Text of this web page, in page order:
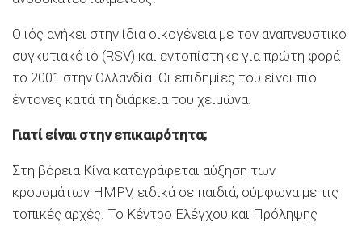
Ο ιός ανήκει στην ίδια οικογένεια με τον αναπνευστικό
συγκυτιακό ιό (RSV) και εντοπίστηκε για πρώτη φορά
το 2001 στην Ολλανδία. Οι επιδημίες του είναι πιο
έντονες κατά τη διάρκεια του χειμώνα.
Γιατί είναι στην επικαιρότητα;
Στη βόρεια Κίνα καταγράφεται αύξηση των
κρουσμάτων HMPV, ειδικά σε παιδιά, σύμφωνα με τις
τοπικές αρχές. Το Κέντρο Ελέγχου και Πρόληψης